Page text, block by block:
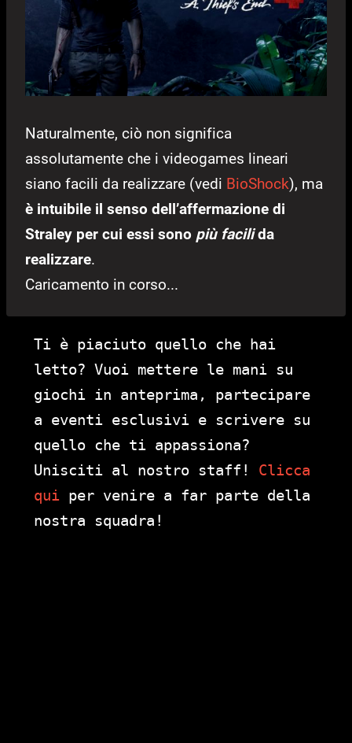
Naturalmente, ciò non significa
assolutamente che i videogames lineari
siano facili da realizzare (vedi BioShock), ma
è intuibile il senso dell’affermazione di
Straley per cui essi sono più facilida
realizzare.
Caricamento in corso...
Ti è piaciuto quello che hai
letto? Vuoi mettere le mani su
giochi in anteprima, partecipare
a eventi esclusivi e scrivere su
quello che ti appassiona?
Unisciti al nostro staff! Clicca
qui per venire a far parte della
nostra squadra!